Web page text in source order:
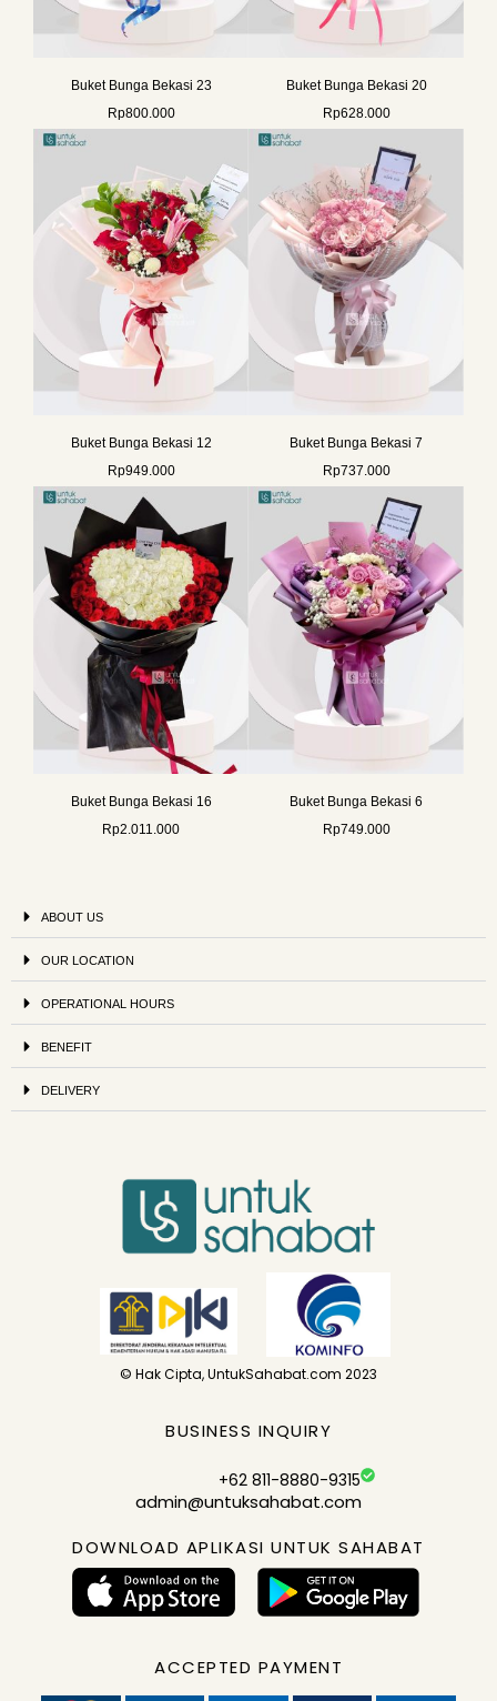
Buket Bunga Bekasi 23
Rp800.000
Buket Bunga Bekasi 20
Rp628.000
Buket Bunga Bekasi 12
Rp949.000
Buket Bunga Bekasi 7
Rp737.000
Buket Bunga Bekasi 16
Rp2.011.000
Buket Bunga Bekasi 6
Rp749.000
ABOUT US
OUR LOCATION
OPERATIONAL HOURS
BENEFIT
DELIVERY
© Hak Cipta, UntukSahabat.com 2023
BUSINESS INQUIRY
+62 811-8880-9315
admin@untuksahabat.com
DOWNLOAD APLIKASI UNTUK SAHABAT
ACCEPTED PAYMENT